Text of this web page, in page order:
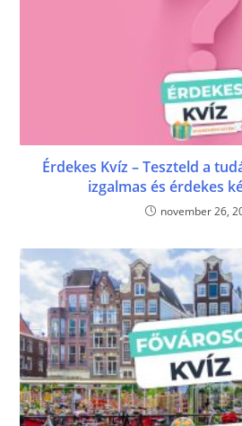
Érdekes Kvíz – Teszteld a
izgalmas és érdekes
november 26,